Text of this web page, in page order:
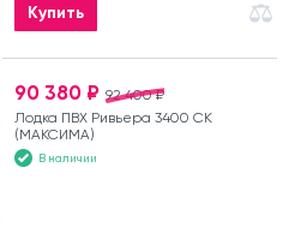
Купить
92 400 ₽
90 380 ₽
Лодка ПВХ Ривьера 3400 СК
(МАКСИМА)
В наличии